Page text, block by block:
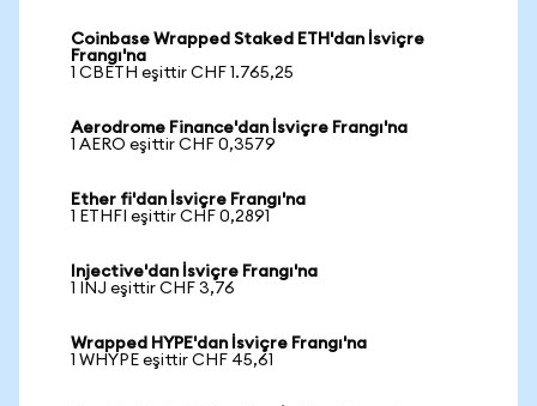
Coinbase Wrapped Staked ETH'dan İsviçre
Frangı'na
1 CBETH eşittir CHF 1.765,25
Aerodrome Finance'dan İsviçre Frangı'na
1 AERO eşittir CHF 0,3579
Ether fi'dan İsviçre Frangı'na
1 ETHFI eşittir CHF 0,2891
Injective'dan İsviçre Frangı'na
1 INJ eşittir CHF 3,76
Wrapped HYPE'dan İsviçre Frangı'na
1 WHYPE eşittir CHF 45,61